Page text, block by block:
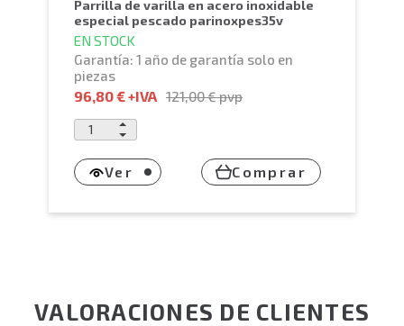
parrilla de varilla en acero inoxidable
especial pescado parinoxpes35v
EN STOCK
Garantía: 1 año de garantía solo en
piezas
96,80 €+IVA 121,00 €pvp
Ver Comprar
VALORACIONES DE CLIENTES